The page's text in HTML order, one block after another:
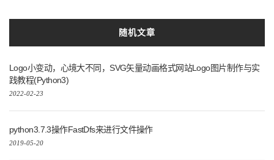
随机文章
Logo小变动，心境大不同，SVG矢量动画格式网站Logo图片制作与实
践教程(Python3)
2022-02-23
python3.7.3操作FastDfs来进行文件操作
2019-05-20